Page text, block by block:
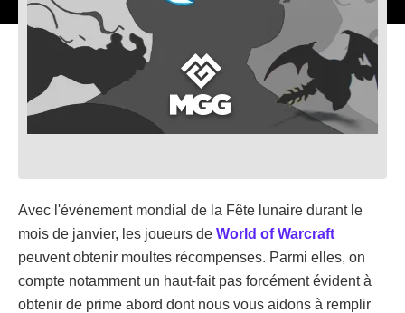
Avec l'événement mondial de la Fête lunaire durant le
mois de janvier, les joueurs de World of Warcraft
peuvent obtenir moultes récompenses. Parmi elles, on
compte notamment un haut-fait pas forcément évident à
obtenir de prime abord dont nous vous aidons à remplir